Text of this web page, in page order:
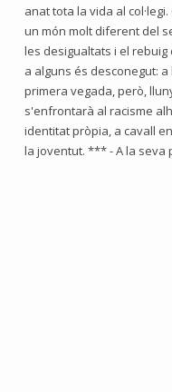
anat tota la vida al
un món molt diferent del
les desigualtats i el
a alguns és desconegut:
primera vegada, però,
s'enfrontarà al racisme
identitat pròpia, a cavall
la joventut. *** - A la seva